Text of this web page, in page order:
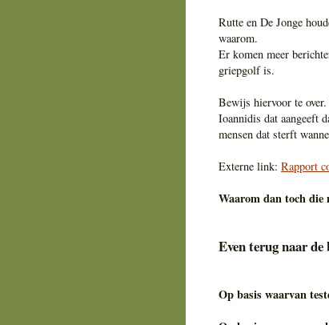
Rutte en De Jonge
waarom.
Er komen meer
griepgolf is.
Bewijs hiervoor te
Ioannidis dat aangeeft
mensen dat sterft
Externe link: Rapport
Waarom dan toch die
Even terug naar de
Op basis waarvan